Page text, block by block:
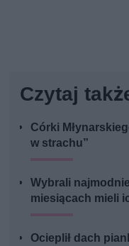
Czytaj
Córki
w strachu”
Wybrali
miesiącach mieli
Ocieplił dach